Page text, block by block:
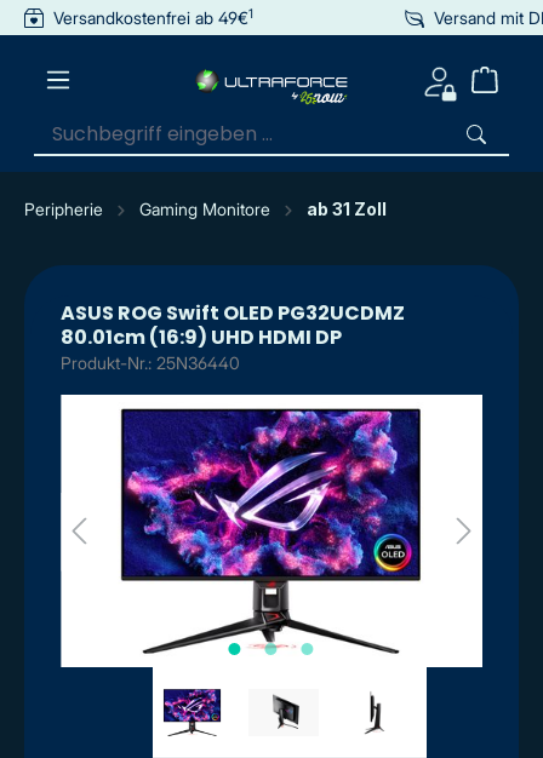
springen
Versandkostenfrei ab 49€1 Versand mit
Peripherie Gaming Monitore ab 31 Zoll
ASUS ROG Swift OLED PG32UCDMZ
80.01cm (16:9) UHD HDMI DP
Produkt-Nr.: 25N36440